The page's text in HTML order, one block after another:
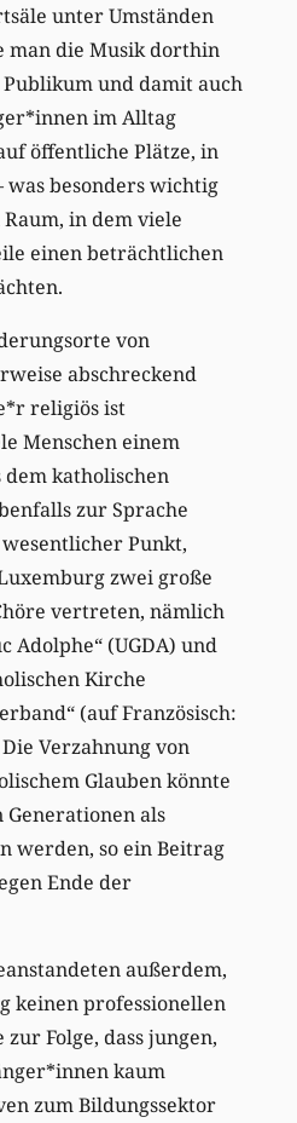
unter Umständen
man die Musik dorthin
und damit auch
im Alltag
öffentliche Plätze, in
was besonders wichtig
in dem viele
einen beträchtlichen
von
abschreckend
religiös ist
Menschen einem
katholischen
zur Sprache
Punkt,
zwei große
vertreten, nämlich
Adolphe“ (UGDA) und
Kirche
(auf Französisch:
Verzahnung von
Glauben könnte
als
werden, so ein Beitrag
Ende der
außerdem,
keinen professionellen
zur Folge, dass jungen,
kaum
zum Bildungssektor